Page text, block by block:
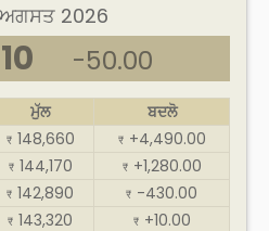
2026
-50.00
ਮੁੱਲ
ਬਦਲੋ
₹ 148,660 ₹ +4,490.00
₹ 144,170 ₹ +1,280.00
₹ 142,890 ₹ -430.00
₹ 143,320 ₹ +10.00